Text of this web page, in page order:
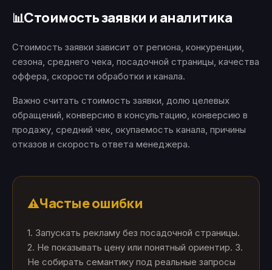
📊Стоимость заявки и аналитика
Стоимость заявки зависит от региона, конкуренции,
сезона, среднего чека, посадочной страницы, качества
оффера, скорости обработки и канала.
Важно считать стоимость заявки, долю целевых
обращений, конверсию в консультацию, конверсию в
продажу, средний чек, окупаемость канала, причины
отказов и скорость ответа менеджера.
⚠️Частые ошибки
1. Запускать рекламу без посадочной страницы.
2. Не показывать цену или понятный ориентир. 3.
Не собирать семантику под реальные запросы